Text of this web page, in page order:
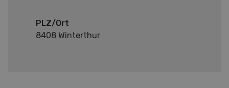
PLZ/Ort
8408 Winterthur